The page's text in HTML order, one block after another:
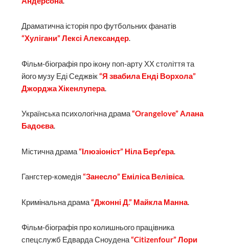
Драматична історія про футбольних фанатів
“Хулігани” Лексі Александер.
Фільм-біографія про ікону поп-арту ХХ століття та
його музу Еді Седжвік “Я звабила Енді Ворхола”
Джорджа Хікенлупера.
Українська психологічна драма “Orangelove” Алана
Бадоєва.
Містична драма“Ілюзіоніст” Ніла Берґера.
Гангстер-комедія“Занесло” Еміліса Велівіса.
Кримінальна драма“Джонні Д.” Майкла Манна.
Фільм-біографія про колишнього працівника
спецслужб Едварда Сноудена“Citizenfour” Лори